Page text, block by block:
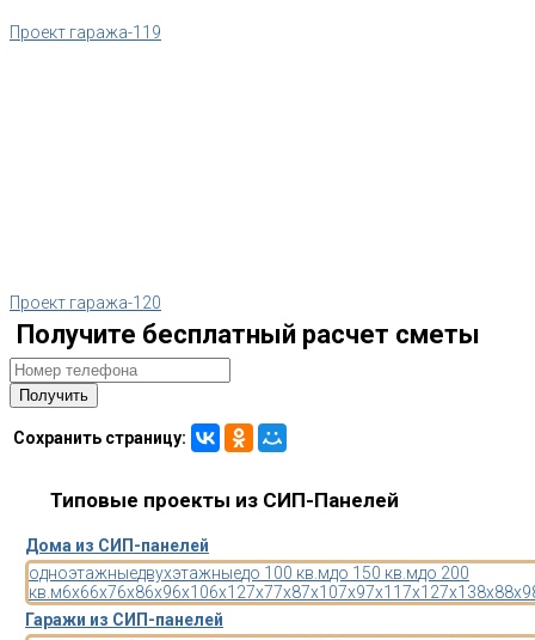
Проект гаража-119
Проект гаража-120
Получите бесплатный расчет сметы
Сохранить страницу:
Типовые проекты из СИП-Панелей
Дома из СИП-панелей
одноэтажныедвухэтажныедо 100 кв.мдо 150 кв.мдо 200
кв.м6x66x76x86x96x106x127x77x87x107x97x11 7x127x138x88x9
Гаражи из СИП-панелей